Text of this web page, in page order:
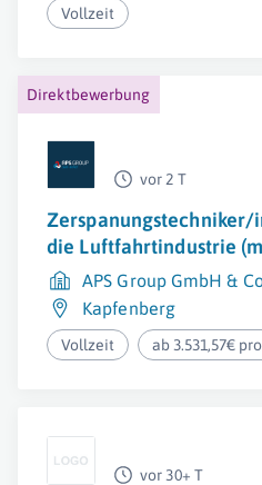
Vollzeit
Direktbewerbung
vor 2 T
die Luftfahrtindustrie
APS Group GmbH &
Kapfenberg
Vollzeit ab 3.531,57€
vor 30+ T